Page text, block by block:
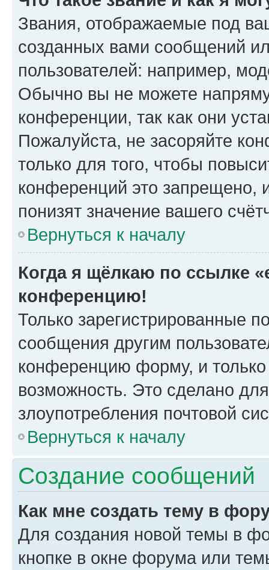
Звания, отображаемые под
созданных вами сообщений
пользователей: например,
Обычно вы не можете
конференции, так как они
Пожалуйста, не засоряйте
только для того, чтобы
конференций это запрещено,
понизят значение вашего
Вернуться к началу
Когда я щёлкаю по ссылке
конференцию!
Только зарегистрированные
сообщения другим
конференцию форму, и
возможность. Это сделано
злоупотребления почтовой
Вернуться к началу
Создание сообщений
Как мне создать тему в
Для создания новой темы в
кнопке в окне форума или